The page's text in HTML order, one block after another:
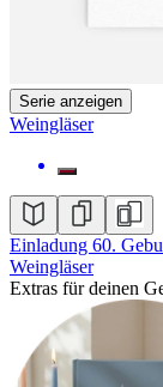
Serie anzeigen
Weingläser
Einladung 60.
Weingläser
Extras für deinen